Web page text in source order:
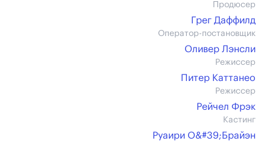
Продюсер
Грег Даффилд
Оператор-постановщик
Оливер Лэнсли
Режиссер
Питер Каттанео
Режиссер
Рейчел Фрэк
Кастинг
Руаири О&#39;Брайэн